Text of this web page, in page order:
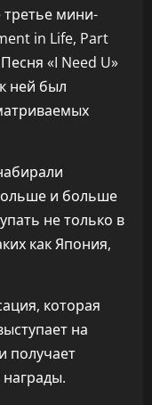
третье мини-
in Life, Part
«I Need U»
ней был
и больше
не только в
как Япония,
которая
на
получает